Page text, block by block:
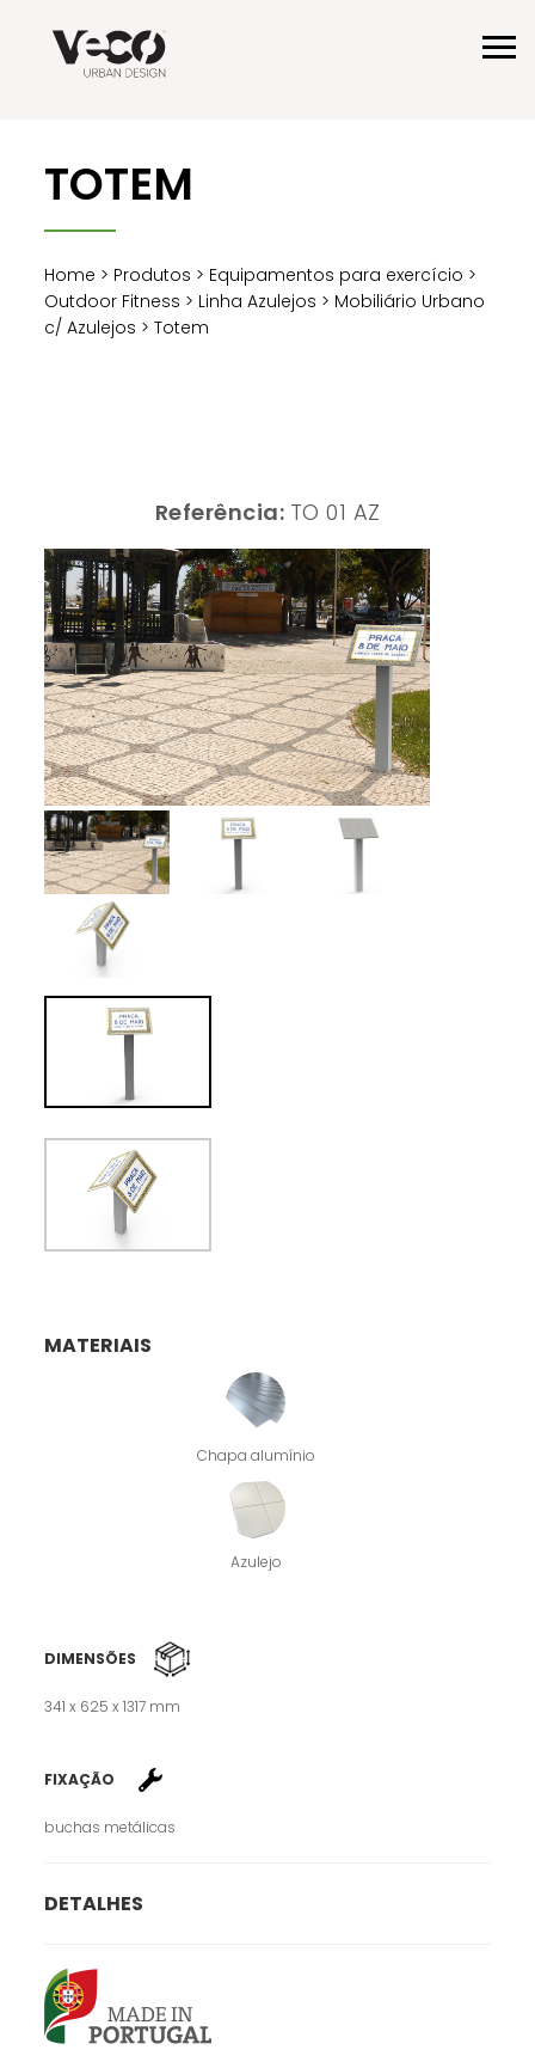
TOTEM
Home > Produtos > Equipamentos para exercício >
Outdoor Fitness > Linha Azulejos > Mobiliário Urbano
c/ Azulejos > Totem
Referência: TO 01 AZ
MATERIAIS
Chapa alumínio
Azulejo
DIMENSÕES
341 x 625 x 1317 mm
FIXAÇÃO
buchas metálicas
DETALHES